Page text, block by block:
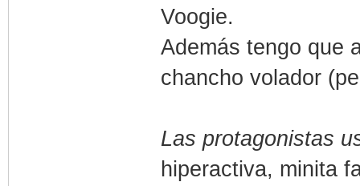
Voogie.
Además tengo que
chancho volador
Las protagonistas
hiperactiva, minita